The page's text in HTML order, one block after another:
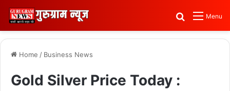
Menu
Search for
Home / Business News
Gold Silver Price Today :